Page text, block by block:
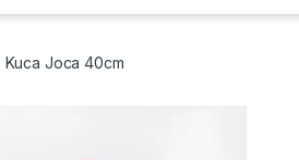
Kuca Joca 40cm